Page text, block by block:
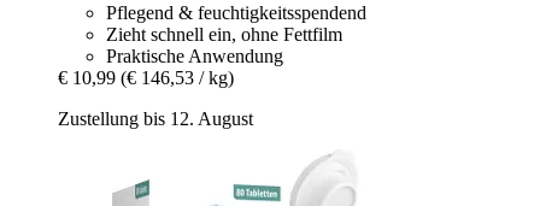
Pflegend & feuchtigkeitsspendend
Zieht schnell ein, ohne Fettfilm
Praktische Anwendung
€ 10,99 (€ 146,53 / kg)
Zustellung bis 12. August